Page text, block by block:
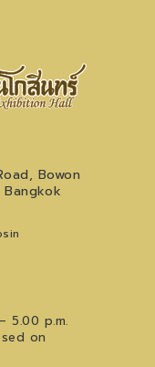
Bowon
5.00 p.m.
on